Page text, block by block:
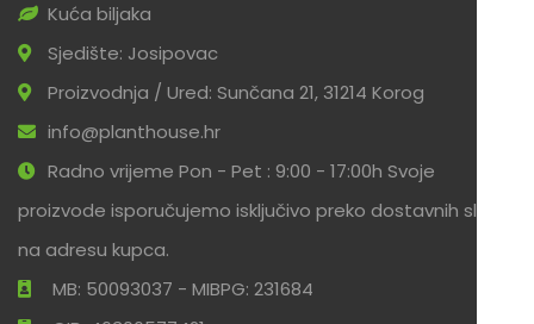
Kuća biljaka
Sjedište: Josipovac
Proizvodnja / Ured: Sunčana 21, 31214 Korog
info@planthouse.hr
Radno vrijeme Pon - Pet : 9:00 - 17:00h Svoje
proizvode isporučujemo isključivo preko dostavnih službi
na adresu kupca.
MB: 50093037 - MIBPG: 231684